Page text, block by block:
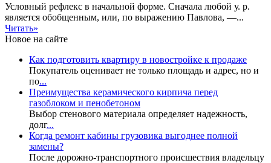
Условный рефлекс в начальной форме. Сначала любой у. р.
является обобщенным, или, по выражению Павлова, —...
Читать»
Новое на сайте
Как подготовить квартиру в новостройке к продаже
Покупатель оценивает не только площадь и адрес, но и
по...
Преимущества керамического кирпича перед
газоблоком и пенобетоном
Выбор стенового материала определяет надежность,
долг...
Когда ремонт кабины грузовика выгоднее полной
замены?
После дорожно-транспортного происшествия владельцу